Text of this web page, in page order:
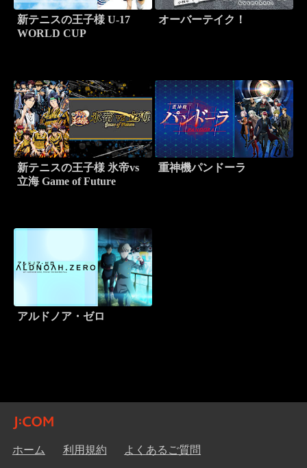
新テニスの王子様 U-17
WORLD CUP
オーバーテイク！
新テニスの王子様 氷帝vs
立海 Game of Future
重神機パンドーラ
アルドノア・ゼロ
ホーム 利用規約 よくあるご質問